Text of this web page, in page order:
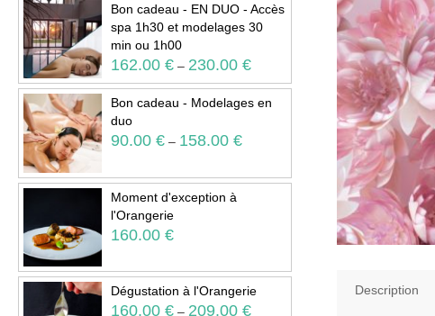
Bon cadeau - EN DUO - Accès
spa 1h30 et modelages 30
min ou 1h00
162.00€ – 230.00€
Bon cadeau - Modelages en
duo
90.00€ – 158.00€
Moment d'exception à
l'Orangerie
160.00€
Dégustation à l'Orangerie
160.00€ – 209.00€
Description